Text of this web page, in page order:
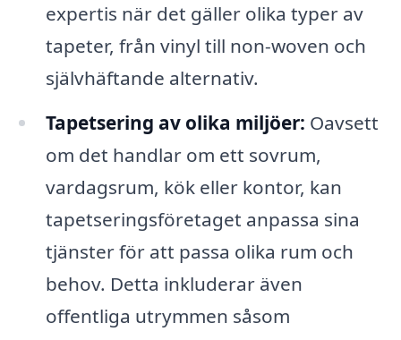
expertis när det gäller olika typer av
tapeter, från vinyl till non-woven och
självhäftande alternativ.
Tapetsering av olika miljöer: Oavsett
om det handlar om ett sovrum,
vardagsrum, kök eller kontor, kan
tapetseringsföretaget anpassa sina
tjänster för att passa olika rum och
behov. Detta inkluderar även
offentliga utrymmen såsom